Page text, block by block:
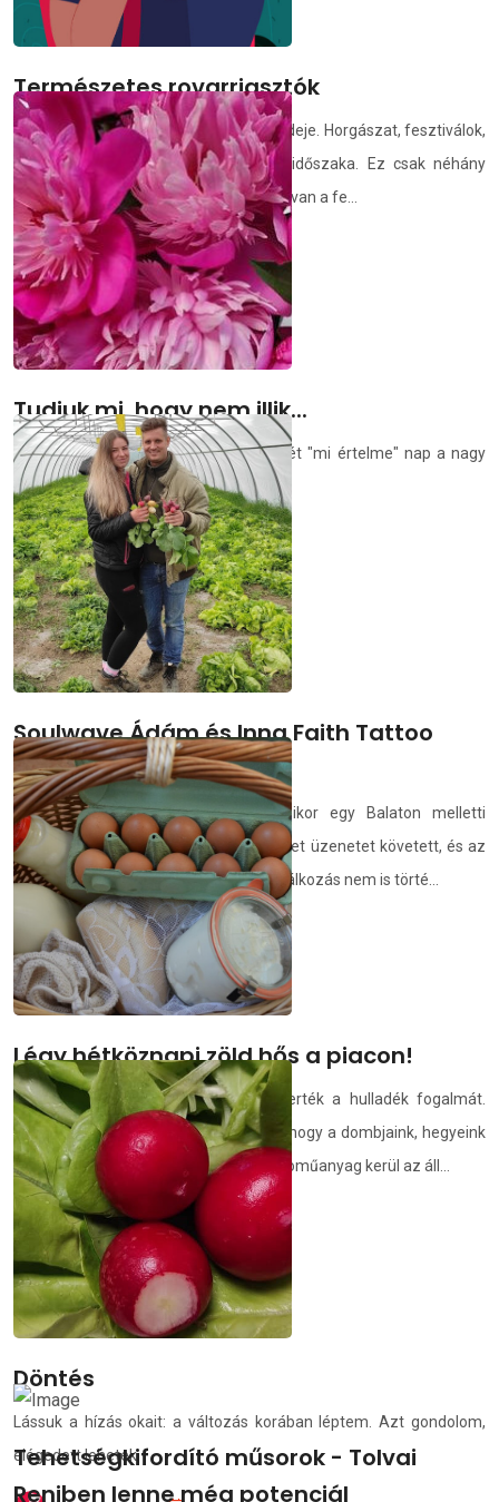
Természetes rovarriasztók
Ha nyár, akkor eljött a kinti programok ideje. Horgászat, fesztiválok,
kerti sütögetések és persze a túrák időszaka. Ez csak néhány
kiragadott példa, de több hasonlóság is van a fe...
demedia.hu 2021.06.29.
Tudjuk mi, hogy nem illik...
Kvázi véget ért egy tanév. Van még két "mi értelme" nap a nagy
szabálykönyvben.
demedia.hu 2021.06.14.
Soulwave Ádám és Inna Faith Tattoo
Fanni
A történet 2017-ben kezdődött, amikor egy Balaton melletti
fesztiválon megismertem Fannit. Üzenet üzenetet követett, és az
ismeretség az évek során – még ha találkozás nem is törté...
demedia.hu 2021.05.29.
Légy hétköznapi zöld hős a piacon!
Nagyszüleim idejében még nem ismerték a hulladék fogalmát.
Őket nem fenyegette annak veszélye, hogy a dombjaink, hegyeink
szemétből lesznek, vagy mikro- és nanoműanyag kerül az áll...
demedia.hu 2021.05.25.
Döntés
Lássuk a hízás okait: a változás korában léptem. Azt gondolom,
elégedett lehetek.
Tehetségkifordító műsorok - Tolvai
Reniben lenne még potenciál